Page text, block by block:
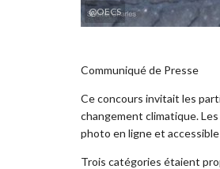
@OECS
Communiqué de Presse
Ce concours invitait les
changement climatique.
photo en ligne et
Trois catégories étaient